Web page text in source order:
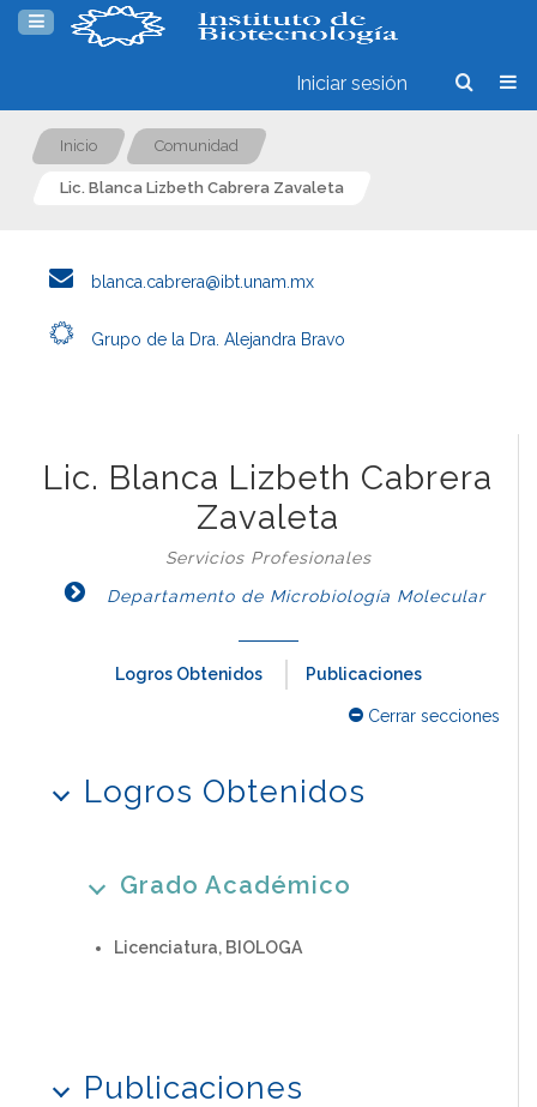
Iniciar sesión
Inicio Comunidad
Lic. Blanca Lizbeth Cabrera Zavaleta
blanca.cabrera@ibt.unam.mx
Grupo de la Dra. Alejandra Bravo
Lic. Blanca Lizbeth Cabrera
Zavaleta
Servicios Profesionales
Departamento de Microbiología Molecular
Logros Obtenidos Publicaciones
Cerrar secciones
Logros Obtenidos
Grado Académico
Licenciatura, BIOLOGA
Publicaciones